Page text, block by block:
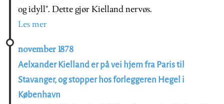
og idyll". Dette gjør Kielland nervøs.
Les mer
november 1878
Aelxander Kielland er på vei hjem fra Paris til
Stavanger, og stopper hos forleggeren Hegel i
København